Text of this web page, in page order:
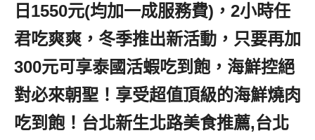
日1550元(均加一成服務費)，2小時任
君吃爽爽，冬季推出新活動，只要再加
300元可享泰國活蝦吃到飽，海鮮控絕
對必來朝聖！享受超值頂級的海鮮燒肉
吃到飽！台北新生北路美食推薦,台北